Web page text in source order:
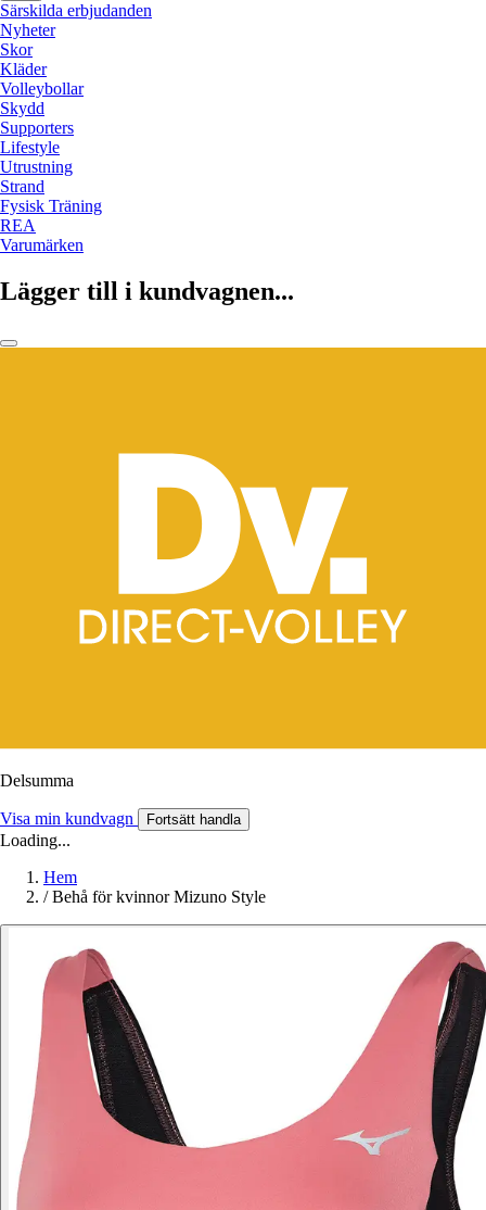
Särskilda erbjudanden
Nyheter
Skor
Kläder
Volleybollar
Skydd
Supporters
Lifestyle
Utrustning
Strand
Fysisk Träning
REA
Varumärken
Lägger till i kundvagnen...
Delsumma
Visa min kundvagn Fortsätt handla
Loading...
Hem
/ Behå för kvinnor Mizuno Style